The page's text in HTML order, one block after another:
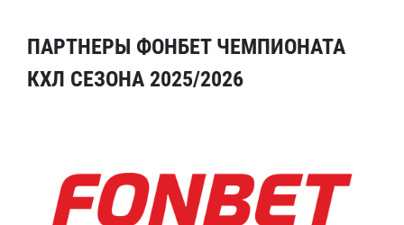
ПАРТНЕРЫ ФОНБЕТ ЧЕМПИОНАТА
КХЛ СЕЗОНА 2025/2026